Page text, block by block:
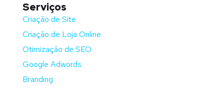
Serviços
Criação de Site
Criação de Loja Online
Otimização de SEO
Google Adwords
Branding